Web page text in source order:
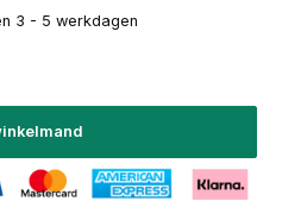
3 - 5 werkdagen